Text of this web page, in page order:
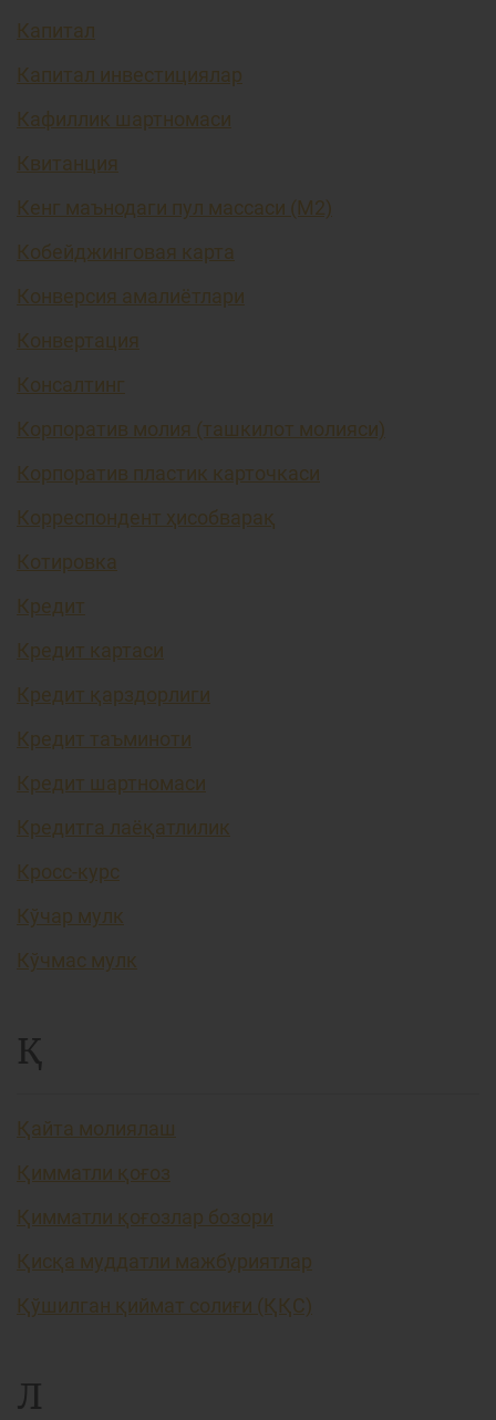
Капитал
Капитал инвестициялар
Кафиллик шартномаси
Квитанция
Кенг маънодаги пул массаси (М2)
Кобейджинговая карта
Конверсия амалиётлари
Конвертация
Консалтинг
Корпоратив молия (ташкилот молияси)
Корпоратив пластик карточкаси
Корреспондент ҳисобварақ
Котировка
Кредит
Кредит картаси
Кредит қарздорлиги
Кредит таъминоти
Кредит шартномаси
Кредитга лаёқатлилик
Кросс-курс
Кўчар мулк
Кўчмас мулк
Қ
Қайта молиялаш
Қимматли қоғоз
Қимматли қоғозлар бозори
Қисқа муддатли мажбуриятлар
Қўшилган қиймат солиғи (ҚҚС)
Л